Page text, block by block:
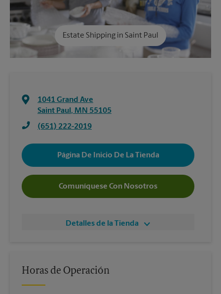
Estate Shipping in Saint Paul
1041 Grand Ave
Saint Paul , MN 55105
(651) 222-2019
Página De Inicio De La Tienda
Comuníquese Con Nosotros
Detalles de la Tienda
Horas de Operación